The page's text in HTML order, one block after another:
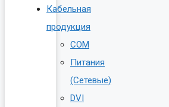
Кабельная
продукция
COM
Питания
(Сетевые)
DVI